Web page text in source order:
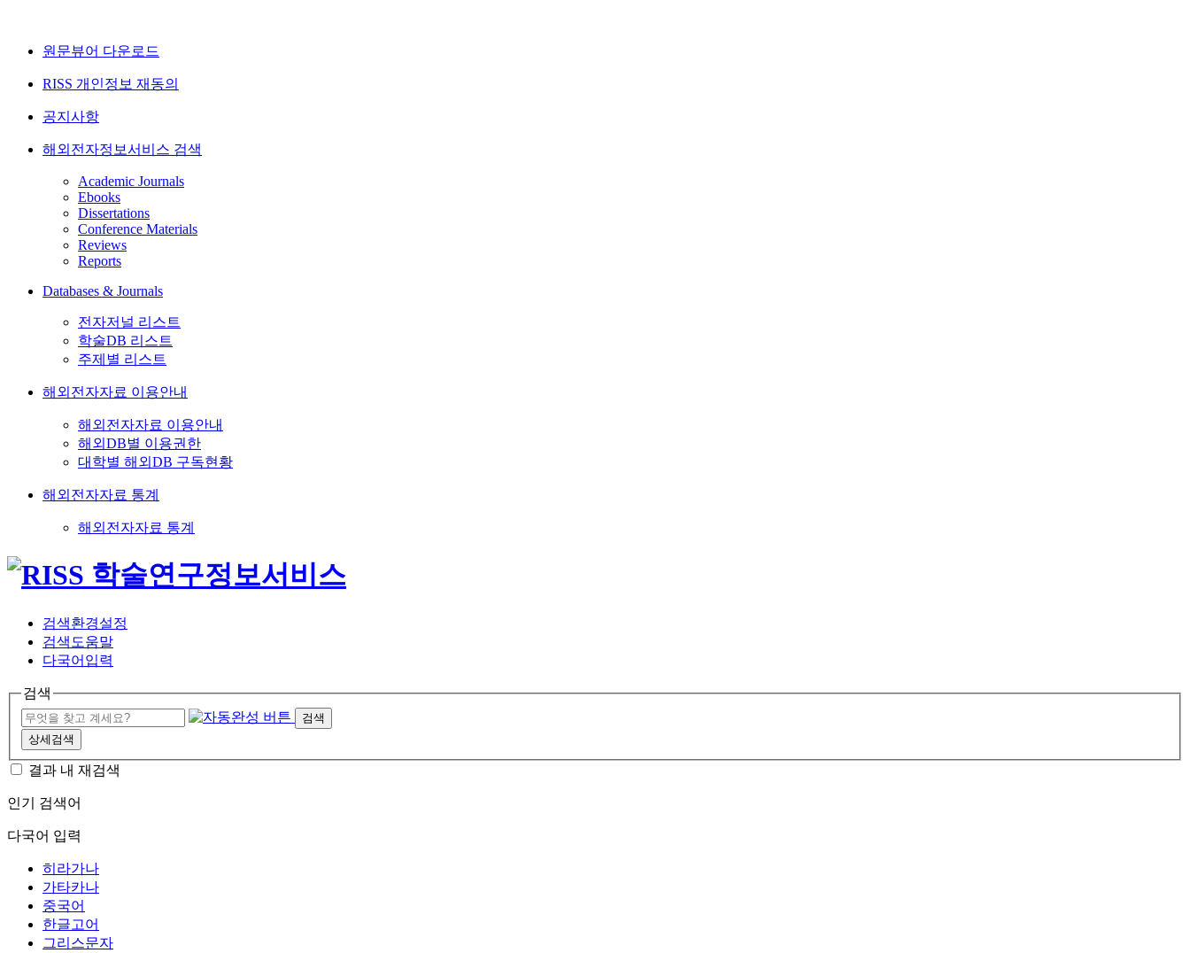
원문뷰어 다운로드
RISS 개인정보 재동의
공지사항
해외전자정보서비스 검색
Academic Journals
Ebooks
Dissertations
Conference Materials
Reviews
Reports
Databases & Journals
전자저널 리스트
학술DB 리스트
주제별 리스트
해외전자자료 이용안내
해외전자자료 이용안내
해외DB별 이용권한
대학별 해외DB 구독현황
해외전자자료 통계
해외전자자료 통계
검색환경설정
검색도움말
다국어입력
검색
검색
상세검색
결과 내 재검색
인기 검색어
다국어 입력
히라가나
가타카나
중국어
한글고어
그리스문자